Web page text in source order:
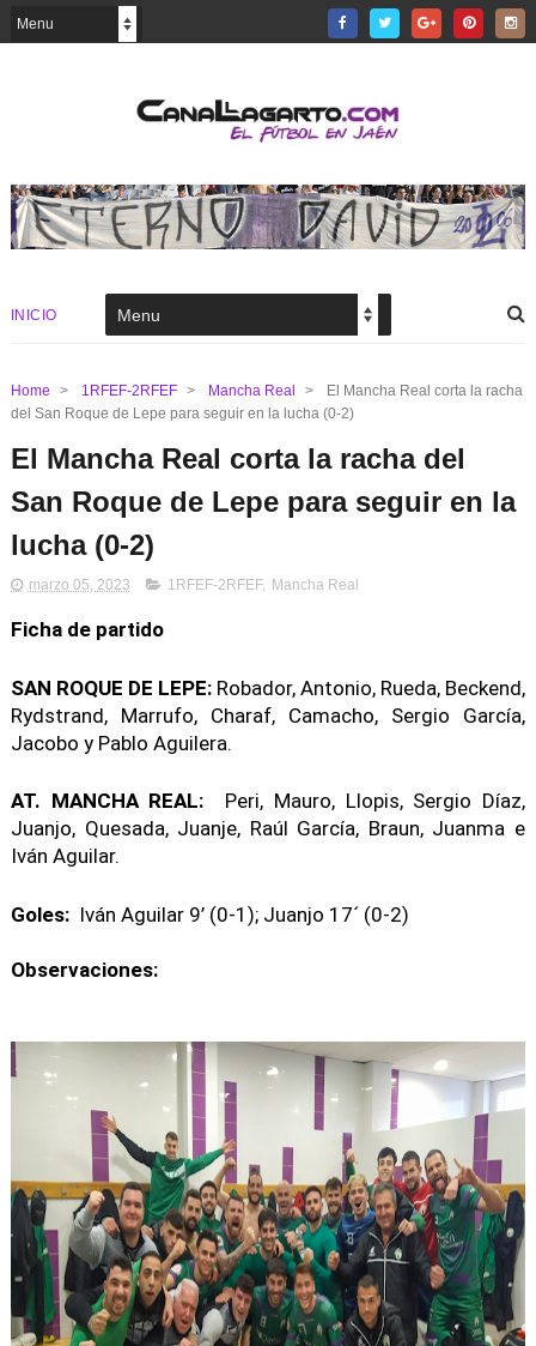
INICIO
Home > 1RFEF-2RFEF > Mancha Real >
El Mancha Real corta la racha
del San Roque de Lepe para seguir en la lucha (0-2)
El Mancha Real corta la racha del
San Roque de Lepe para seguir en la
lucha (0-2)
marzo 05, 2023 1RFEF-2RFEF, Mancha Real
Ficha de partido
SAN ROQUE DE LEPE: Robador, Antonio, Rueda, Beckend,
Rydstrand, Marrufo, Charaf, Camacho, Sergio García,
Jacobo y Pablo Aguilera.
AT. MANCHA REAL:
Peri, Mauro, Llopis, Sergio Díaz,
Juanjo, Quesada, Juanje, Raúl García, Braun, Juanma e
Iván Aguilar.
Goles: Iván Aguilar 9’ (0-1); Juanjo 17´ (0-2)
Observaciones: